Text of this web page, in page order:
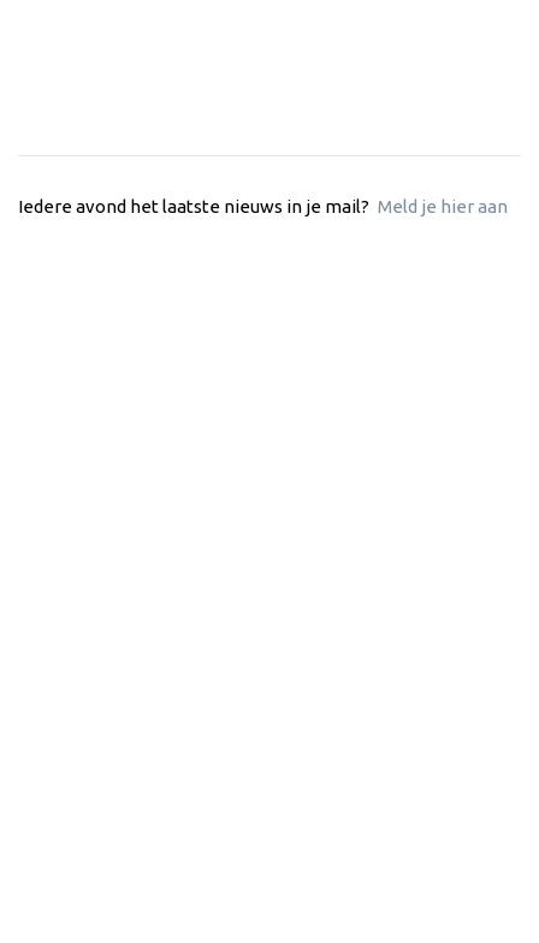
Iedere avond het laatste nieuws in je mail? Meld je hier aan